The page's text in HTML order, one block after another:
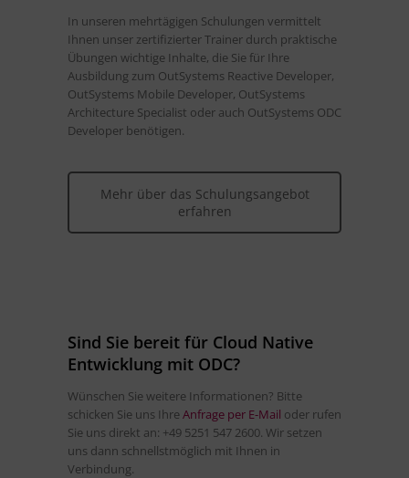
In unseren mehrtägigen Schulungen vermittelt
Ihnen unser zertifizierter Trainer durch praktische
Übungen wichtige Inhalte, die Sie für Ihre
Ausbildung zum OutSystems Reactive Developer,
OutSystems Mobile Developer, OutSystems
Architecture Specialist oder auch OutSystems ODC
Developer benötigen.
Mehr über das Schulungsangebot
erfahren
Sind Sie bereit für Cloud Native
Entwicklung mit ODC?
Wünschen Sie weitere Informationen? Bitte
schicken Sie uns IhreAnfrage per E-Mail oder rufen
Sie uns direkt an: +49 5251 547 2600. Wir setzen
uns dann schnellstmöglich mit Ihnen in
Verbindung.